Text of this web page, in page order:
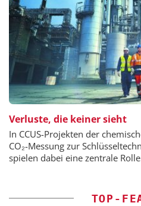
Verluste, die keiner sieht
In CCUS-Projekten der
CO₂-Messung zur
spielen dabei eine zentrale
TOP-